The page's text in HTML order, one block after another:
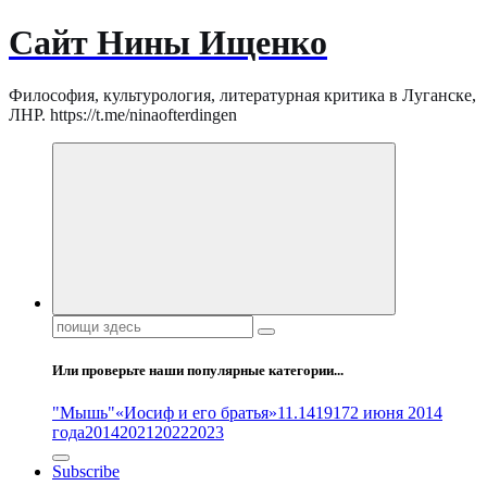
Сайт Нины Ищенко
Философия, культурология, литературная критика в Луганске,
ЛНР. https://t.me/ninaofterdingen
Поиск:
Или проверьте наши популярные категории...
"Мышь"«Иосиф и его братья»11.1419172 июня 2014
года2014202120222023
Subscribe